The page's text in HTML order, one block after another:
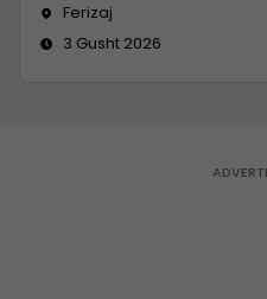
Ferizaj
3 Gusht 2026